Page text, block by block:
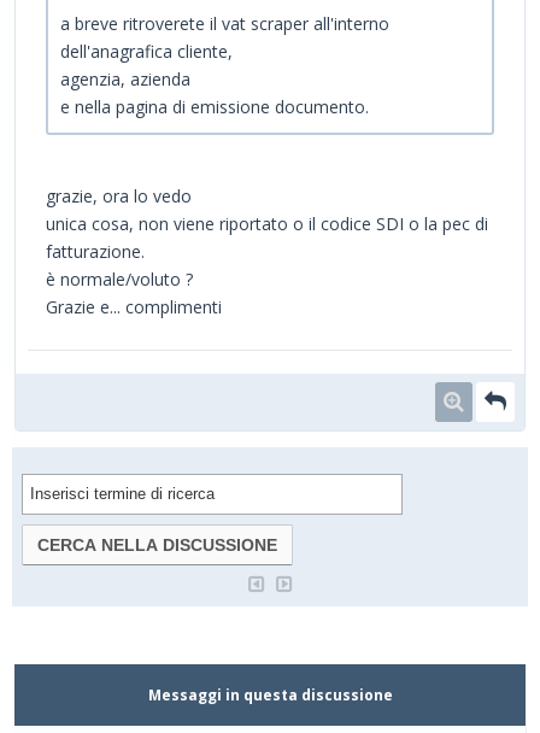
a breve ritroverete il vat scraper all'interno
dell'anagrafica cliente,
agenzia, azienda
e nella pagina di emissione documento.
grazie, ora lo vedo
unica cosa, non viene riportato o il codice SDI o la pec di
fatturazione.
è normale/voluto ?
Grazie e... complimenti
Messaggi in questa discussione